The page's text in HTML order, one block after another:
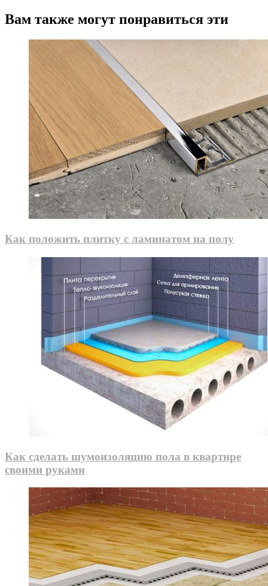
Вам также могут понравиться эти
Как положить плитку с ламинатом на полу
Как сделать шумоизоляцию пола в квартире
своими руками